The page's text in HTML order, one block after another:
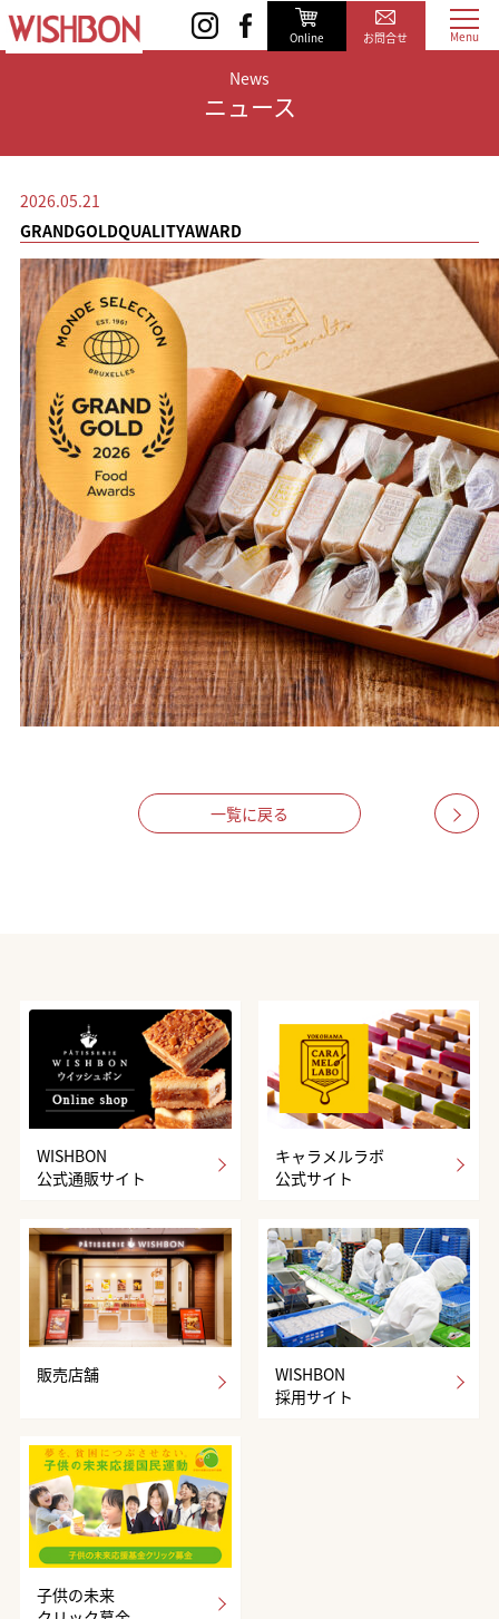
Online お問合せ
News
ニュース
2026.05.21
GRANDGOLDQUALITYAWARD
一覧に戻る
WISHBON
公式通販サイト
キャラメルラボ
公式サイト
販売店舗
WISHBON
採用サイト
子供の未来